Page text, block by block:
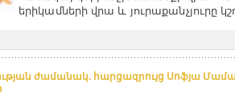
երիկամների վրա և յուրաքանչյուրը
ժամանակ. հարցազրույց Սոֆյա